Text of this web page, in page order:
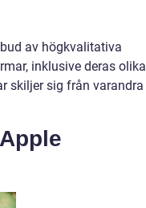
av högkvalitativa
inklusive deras olika
skiljer sig från varandra